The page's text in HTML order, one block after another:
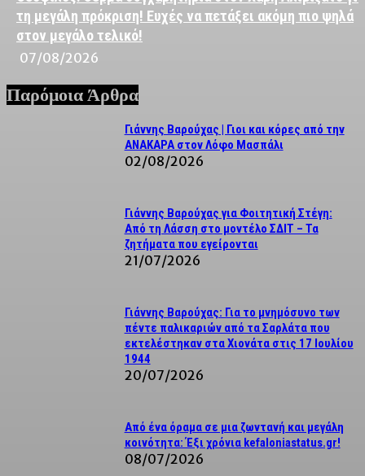
τη μεγάλη πρόκριση! Ευχές να πετάξει ακόμη πιο ψηλά
στον μεγάλο τελικό!
07/08/2026
Παρόμοια Άρθρα
Γιάννης Βαρούχας | Γιοι και κόρες από την
ΑΝΑΚΑΡΑ στον Λόφο Μασπάλι
02/08/2026
Γιάννης Βαρούχας για Φοιτητική Στέγη:
Από τη Λάσση στο μοντέλο ΣΔΙΤ – Τα
ζητήματα που εγείρονται
21/07/2026
Γιάννης Βαρούχας: Για το μνημόσυνο των
πέντε παλικαριών από τα Σαρλάτα που
εκτελέστηκαν στα Χιονάτα στις 17 Ιουλίου
1944
20/07/2026
Από ένα όραμα σε μια ζωντανή και μεγάλη
κοινότητα: Έξι χρόνια kefaloniastatus.gr!
08/07/2026